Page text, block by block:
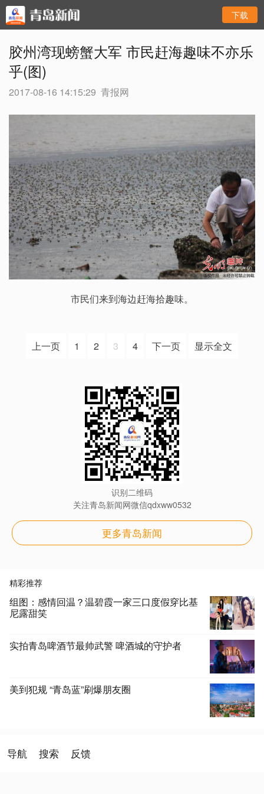
下载
胶州湾现螃蟹大军 市民赶海趣味不亦乐
乎(图)
2017-08-16 14:15:29 青报网
市民们来到海边赶海拾趣味。
上一页 1 2 3 4 下一页 显示全文
识别二维码
关注青岛新闻网微信qdxww0532
更多青岛新闻
精彩推荐
组图：感情回温？温碧霞一家三口度假穿比基
尼露甜笑
实拍青岛啤酒节最帅武警 啤酒城的守护者
美到犯规 “青岛蓝”刷爆朋友圈
导航 搜索 反馈